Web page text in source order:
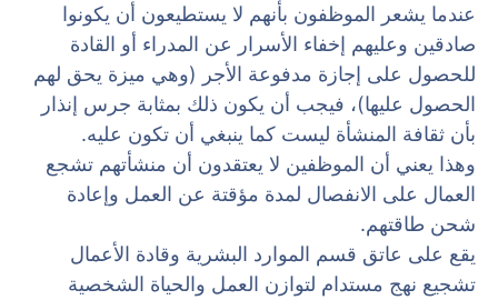
عندما يشعر الموظفون بأنهم لا يستطيعون أن يكونوا
صادقين وعليهم إخفاء الأسرار عن المدراء أو القادة
للحصول على إجازة مدفوعة الأجر (وهي ميزة يحق لهم
الحصول عليها)، فيجب أن يكون ذلك بمثابة جرس إنذار
بأن ثقافة المنشأة ليست كما ينبغي أن تكون عليه.
وهذا يعني أن الموظفين لا يعتقدون أن منشأتهم تشجع
العمال على الانفصال لمدة مؤقتة عن العمل وإعادة
شحن طاقتهم.
يقع على عاتق قسم الموارد البشرية وقادة الأعمال
تشجيع نهج مستدام لتوازن العمل والحياة الشخصية